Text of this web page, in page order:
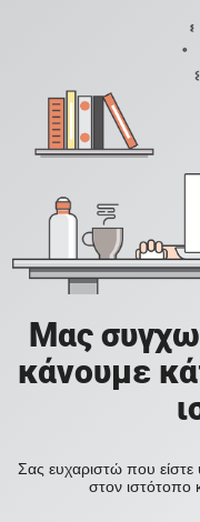
Μας
κάνουμε
Σας ευχαριστώ που είστε
στον ιστότοπο